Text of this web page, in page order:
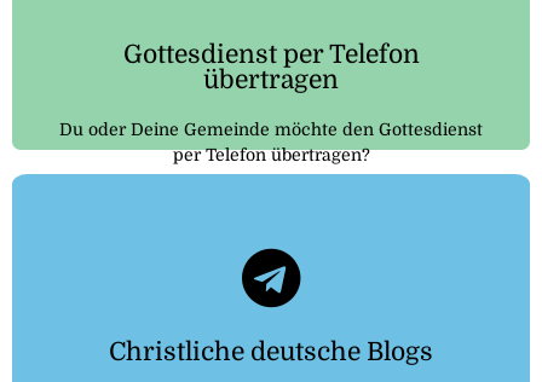
Gottesdienst per Telefon
übertragen
Du oder Deine Gemeinde möchte den Gottesdienst
per Telefon übertragen?
Christliche deutsche Blogs
Klicke auf den Button um zu dem Kanal zu
kommen
Telegram